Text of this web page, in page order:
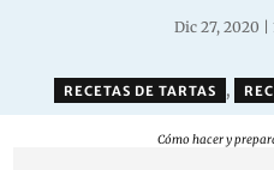
Dic 27, 2020
RECETAS DE TARTAS ,
Cómo hacer y